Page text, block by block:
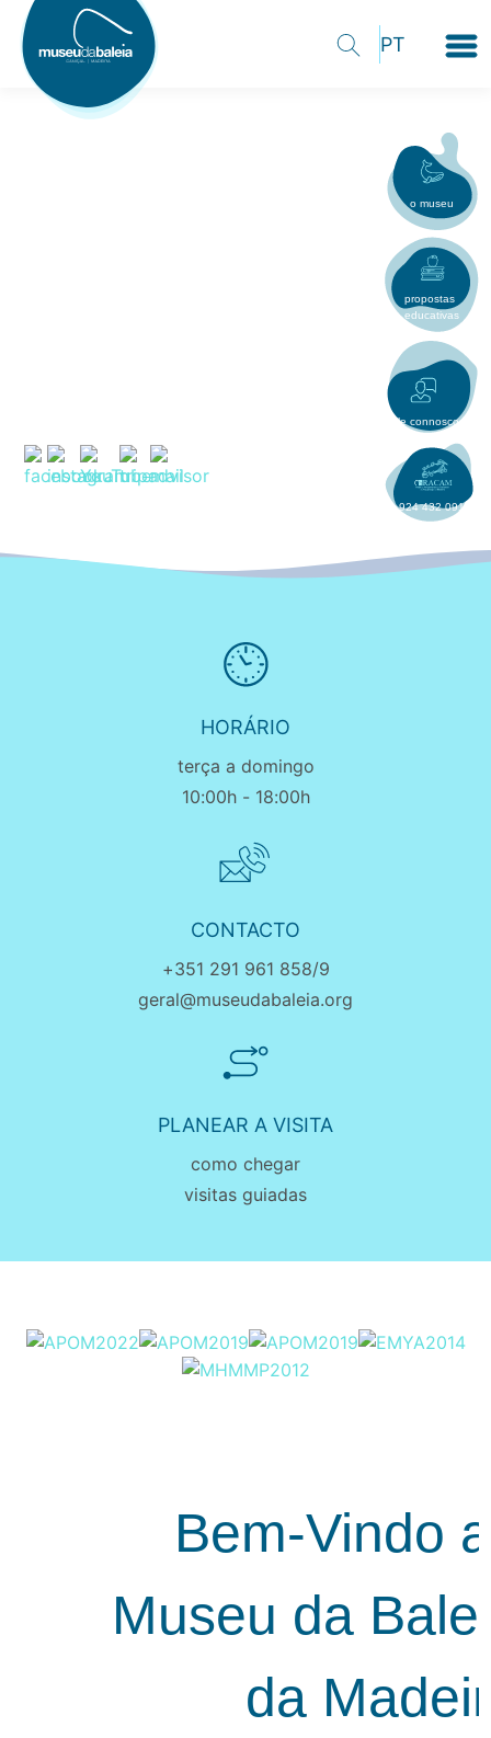
o museu
propostas
educativas
fale connosco
924 432 091
HORÁRIO
terça a domingo
10:00h - 18:00h
CONTACTO
+351 291 961 858/9
geral@museudabaleia.org
PLANEAR A VISITA
como chegar
visitas guiadas
Bem-Vindo ao
Museu da Baleia
da Madeira